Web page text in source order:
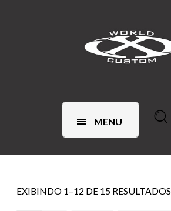
MENU
EXIBINDO 1–12 DE 15 RESULTADOS